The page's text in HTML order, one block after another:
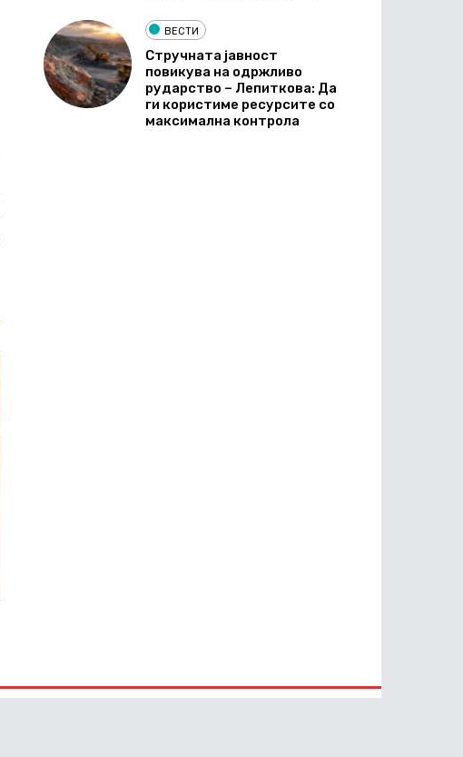
ВЕСТИ
Стручната јавност
повикува на одржливо
рударство – Лепиткова: Да
ги користиме ресурсите со
максимална контрола